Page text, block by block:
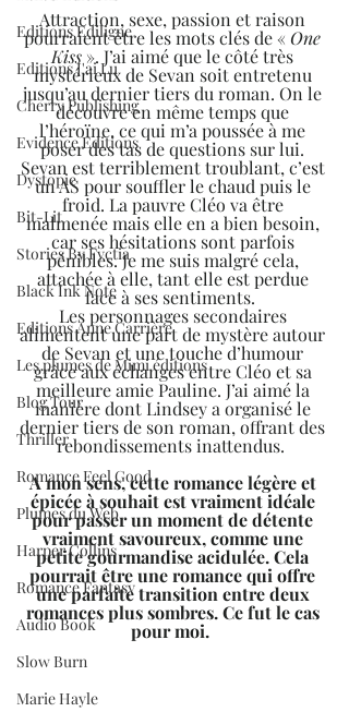
Editions Ediligne
Editions J'ai Lu
Cherry Publishing
Evidence Editions
Dystopie
Bit-Lit
Stories By Fyctia
Black Ink Note
Editions Anne Carrière
Les plumes de Mimi éditions
Blog Tour
Thriller
Romance Feel Good
Plumes du Web
Harper Collins
Romance Fantasy
Audio Book
Slow Burn
Marie Hayle
Attraction, sexe, passion et raison
pourraient être les mots clés de « One
Kiss ». J’ai aimé que le côté très
mystérieux de Sevan soit entretenu
jusqu’au dernier tiers du roman. On le
découvre en même temps que
l’héroïne, ce qui m’a poussée à me
poser des tas de questions sur lui.
Sevan est terriblement troublant, c’est
un AS pour souffler le chaud puis le
froid. La pauvre Cléo va être
malmenée mais elle en a bien besoin,
car ses hésitations sont parfois
pénibles. Je me suis malgré cela,
attachée à elle, tant elle est perdue
face à ses sentiments.
Les personnages secondaires
alimentent une part de mystère autour
de Sevan et une touche d’humour
grâce aux échanges entre Cléo et sa
meilleure amie Pauline. J’ai aimé la
manière dont Lindsey a organisé le
dernier tiers de son roman, offrant des
rebondissements inattendus.
A mon sens, cette romance légère et
épicée à souhait est vraiment idéale
pour passer un moment de détente
vraiment savoureux, comme une
petite gourmandise acidulée. Cela
pourrait être une romance qui offre
une parfaite transition entre deux
romances plus sombres. Ce fut le cas
pour moi.